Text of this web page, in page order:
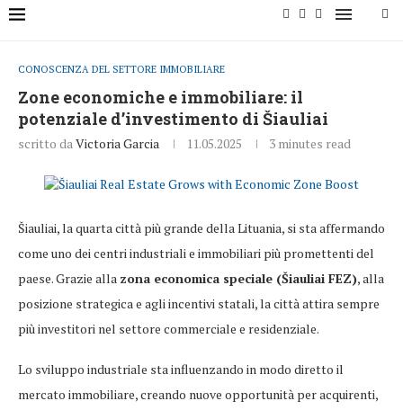
CONOSCENZA DEL SETTORE IMMOBILIARE
Zone economiche e immobiliare: il
potenziale d’investimento di Šiauliai
scritto daVictoria Garcia 11.05.2025 3 minutes read
Šiauliai, la quarta città più grande della Lituania, si sta affermando
come uno dei centri industriali e immobiliari più promettenti del
paese. Grazie alla zona economica speciale (Šiauliai FEZ), alla
posizione strategica e agli incentivi statali, la città attira sempre
più investitori nel settore commerciale e residenziale.
Lo sviluppo industriale sta influenzando in modo diretto il
mercato immobiliare, creando nuove opportunità per acquirenti,